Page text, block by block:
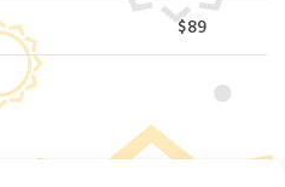
$89